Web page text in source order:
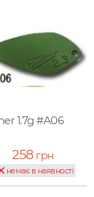
1.7g #A06
258грн
немає в наявності